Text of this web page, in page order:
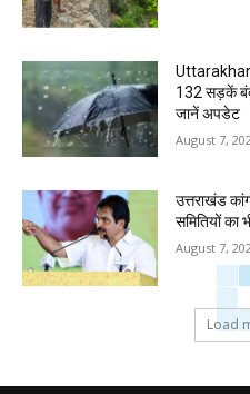
132 सड़कें
जानें अपडेट
August 7,
उत्तराखंड
समितियों का
August 7,
Load